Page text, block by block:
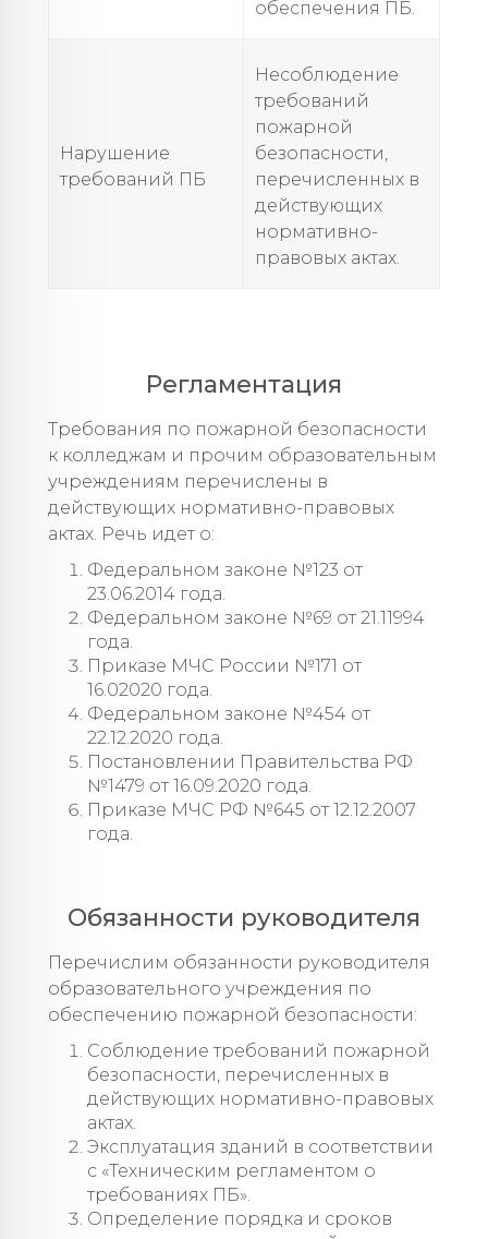
обеспечения ПБ.
Нарушение
требований ПБ
Несоблюдение
требований
пожарной
безопасности,
перечисленных в
действующих
нормативно-
правовых актах.
Регламентация
Требования по пожарной безопасности
к колледжам и прочим образовательным
учреждениям перечислены в
действующих нормативно-правовых
актах. Речь идет о:
Федеральном законе №123 от
23.06.2014 года.
Федеральном законе №69 от 21.11994
года.
Приказе МЧС России №171 от
16.02020 года.
Федеральном законе №454 от
22.12.2020 года.
Постановлении Правительства РФ
№1479 от 16.09.2020 года.
Приказе МЧС РФ №645 от 12.12.2007
года.
Обязанности руководителя
Перечислим обязанности руководителя
образовательного учреждения по
обеспечению пожарной безопасности:
Соблюдение требований пожарной
безопасности, перечисленных в
действующих нормативно-правовых
актах.
Эксплуатация зданий в соответствии
с «Техническим регламентом о
требованиях ПБ».
Определение порядка и сроков